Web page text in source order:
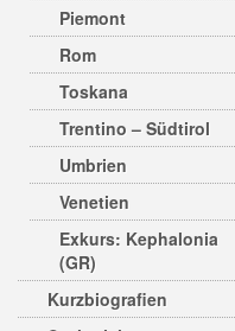
Piemont
Rom
Toskana
Trentino – Südtirol
Umbrien
Venetien
Exkurs: Kephalonia
(GR)
Kurzbiografien